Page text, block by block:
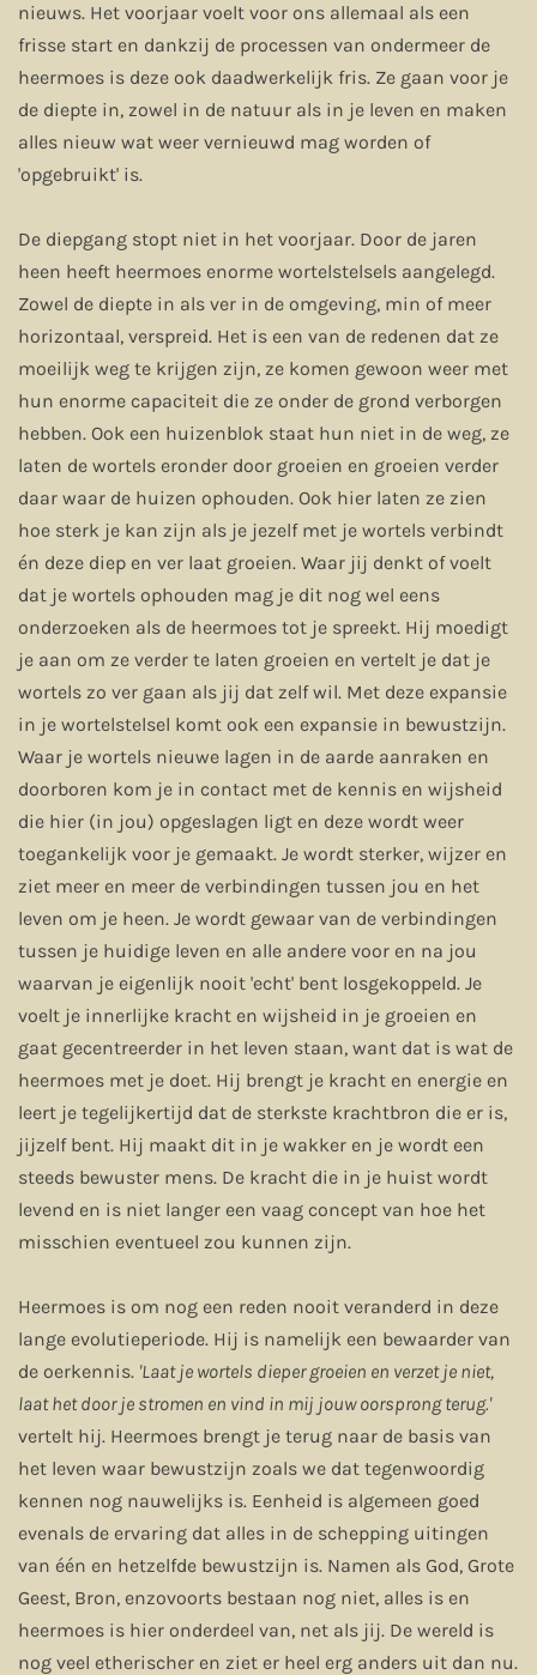
nieuws. Het voorjaar voelt voor ons allemaal als een
frisse start en dankzij de processen van ondermeer de
heermoes is deze ook daadwerkelijk fris. Ze gaan voor je
de diepte in, zowel in de natuur als in je leven en maken
alles nieuw wat weer vernieuwd mag worden of
'opgebruikt' is.
De diepgang stopt niet in het voorjaar. Door de jaren
heen heeft heermoes enorme wortelstelsels aangelegd.
Zowel de diepte in als ver in de omgeving, min of meer
horizontaal, verspreid. Het is een van de redenen dat ze
moeilijk weg te krijgen zijn, ze komen gewoon weer met
hun enorme capaciteit die ze onder de grond verborgen
hebben. Ook een huizenblok staat hun niet in de weg, ze
laten de wortels eronder door groeien en groeien verder
daar waar de huizen ophouden. Ook hier laten ze zien
hoe sterk je kan zijn als je jezelf met je wortels verbindt
én deze diep en ver laat groeien. Waar jij denkt of voelt
dat je wortels ophouden mag je dit nog wel eens
onderzoeken als de heermoes tot je spreekt. Hij moedigt
je aan om ze verder te laten groeien en vertelt je dat je
wortels zo ver gaan als jij dat zelf wil. Met deze expansie
in je wortelstelsel komt ook een expansie in bewustzijn.
Waar je wortels nieuwe lagen in de aarde aanraken en
doorboren kom je in contact met de kennis en wijsheid
die hier (in jou) opgeslagen ligt en deze wordt weer
toegankelijk voor je gemaakt. Je wordt sterker, wijzer en
ziet meer en meer de verbindingen tussen jou en het
leven om je heen. Je wordt gewaar van de verbindingen
tussen je huidige leven en alle andere voor en na jou
waarvan je eigenlijk nooit 'echt' bent losgekoppeld. Je
voelt je innerlijke kracht en wijsheid in je groeien en
gaat gecentreerder in het leven staan, want dat is wat de
heermoes met je doet. Hij brengt je kracht en energie en
leert je tegelijkertijd dat de sterkste krachtbron die er is,
jijzelf bent. Hij maakt dit in je wakker en je wordt een
steeds bewuster mens. De kracht die in je huist wordt
levend en is niet langer een vaag concept van hoe het
misschien eventueel zou kunnen zijn.
Heermoes is om nog een reden nooit veranderd in deze
lange evolutieperiode. Hij is namelijk een bewaarder van
de oerkennis. 'Laat je wortels dieper groeien en verzet je niet,
laat het door je stromen en vind in mij jouw oorsprong terug.'
vertelt hij. Heermoes brengt je terug naar de basis van
het leven waar bewustzijn zoals we dat tegenwoordig
kennen nog nauwelijks is. Eenheid is algemeen goed
evenals de ervaring dat alles in de schepping uitingen
van één en hetzelfde bewustzijn is. Namen als God, Grote
Geest, Bron, enzovoorts bestaan nog niet, alles is en
heermoes is hier onderdeel van, net als jij. De wereld is
nog veel etherischer en ziet er heel erg anders uit dan nu.